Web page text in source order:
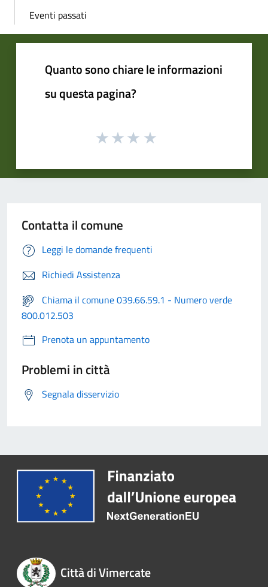
Eventi passati
Quanto sono chiare le informazioni
su questa pagina?
Contatta il comune
Leggi le domande frequenti
Richiedi Assistenza
Chiama il comune 039.66.59.1 - Numero verde
800.012.503
Prenota un appuntamento
Problemi in città
Segnala disservizio
Città di Vimercate